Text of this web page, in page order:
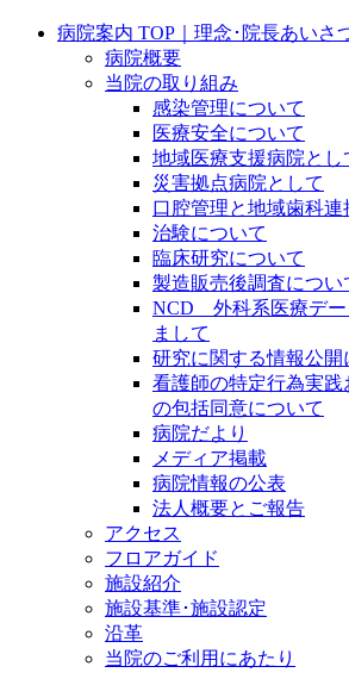
病院案内 TOP｜理念･院長あいさ
病院概要
当院の取り組み
感染管理について
医療安全について
地域医療支援病院とし
災害拠点病院として
口腔管理と地域歯科連
治験について
臨床研究について
製造販売後調査につい
NCD 外科系医療デー
まして
研究に関する情報公開
看護師の特定行為実
の包括同意について
病院だより
メディア掲載
病院情報の公表
法人概要とご報告
アクセス
フロアガイド
施設紹介
施設基準･施設認定
沿革
当院のご利用にあたり